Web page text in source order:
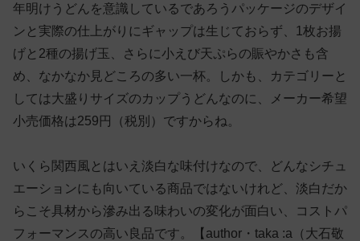
年明けうどんを意識しているであろうパッケージのデザイ
ンと実際の仕上がりにギャップは生じておらず、1枚お揚
げと2種の揚げ玉、さらに小えび天ぷらの賑やかさも含
め、なかなか見どころの多い一杯。しかも、カテゴリーと
しては大盛りサイズのカップうどんなのに、メーカー希望
小売価格は259円（税別）ですからね。
いくら関西風とはいえ淡白な味付けなので、どんなシチュ
エーションにも向いている商品ではないけれど、淡白だか
らこそ具材から滲み出る味わいの変化が面白い、コストパ
フォーマンスの高い良品です。【author・taka :a（大石敬